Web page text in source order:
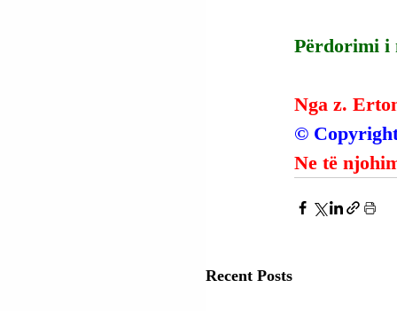
Përdorimi i
Nga z.
©
Ne të
Recent Posts